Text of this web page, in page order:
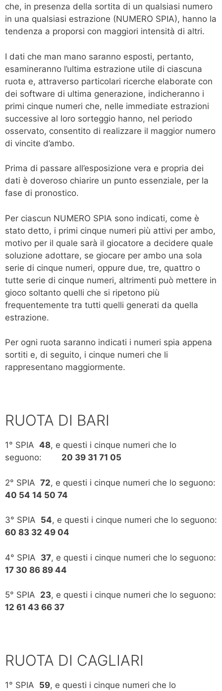
che, in presenza della sortita di un qualsiasi numero
in una qualsiasi estrazione (NUMERO SPIA), hanno la
tendenza a proporsi con maggiori intensità di altri.
I dati che man mano saranno esposti, pertanto,
esamineranno l’ultima estrazione utile di ciascuna
ruota e, attraverso particolari ricerche elaborate con
dei software di ultima generazione, indicheranno i
primi cinque numeri che, nelle immediate estrazioni
successive al loro sorteggio hanno, nel periodo
osservato, consentito di realizzare il maggior numero
di vincite d’ambo.
Prima di passare all’esposizione vera e propria dei
dati è doveroso chiarire un punto essenziale, per la
fase di pronostico.
Per ciascun NUMERO SPIA sono indicati, come è
stato detto, i primi cinque numeri più attivi per ambo,
motivo per il quale sarà il giocatore a decidere quale
soluzione adottare, se giocare per ambo una sola
serie di cinque numeri, oppure due, tre, quattro o
tutte serie di cinque numeri, altrimenti può mettere in
gioco soltanto quelli che si ripetono più
frequentemente tra tutti quelli generati da quella
estrazione.
Per ogni ruota saranno indicati i numeri spia appena
sortiti e, di seguito, i cinque numeri che li
rappresentano maggiormente.
RUOTA DI BARI
1° SPIA 48, e questi i cinque numeri che lo
seguono: 20 39 31 71 05
2° SPIA 72, e questi i cinque numeri che lo seguono:
40 54 14 50 74
3° SPIA 54, e questi i cinque numeri che lo seguono:
60 83 32 49 04
4° SPIA 37, e questi i cinque numeri che lo seguono:
17 30 86 89 44
5° SPIA 23, e questi i cinque numeri che lo seguono:
12 61 43 66 37
RUOTA DI CAGLIARI
1° SPIA 59, e questi i cinque numeri che lo